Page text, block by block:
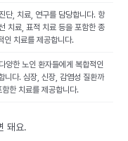
단, 치료, 연구를 담당합니다. 항
치료, 표적 치료 등을 포함한 종
인 치료를 제공합니다.
양한 노인 환자들에게 복합적인
니다. 심장, 신장, 감염성 질환까
함한 치료를 제공합니다.
돼요.